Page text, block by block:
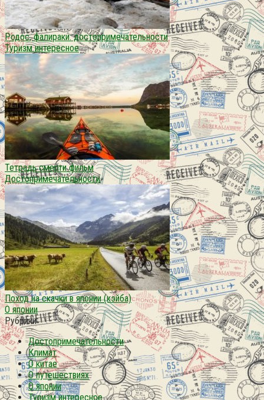
Родос, фалираки: достопримечательности
Туризм интересное
Тетрадь смерти фильм
Достопримечательности
Поход на скачки в японии (кэйба)
О японии
Рубрики
Достопримечательности
Климат
О китае
О путешествиях
О японии
Туризм интересное